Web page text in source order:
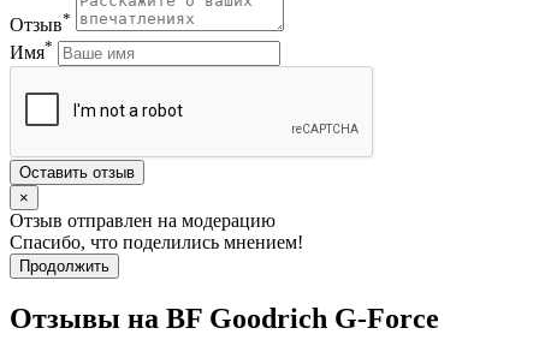
Отзыв*
Имя*
Оставить отзыв
×
Отзыв отправлен на модерацию
Спасибо, что поделились мнением!
Продолжить
Отзывы на BF Goodrich G-Force